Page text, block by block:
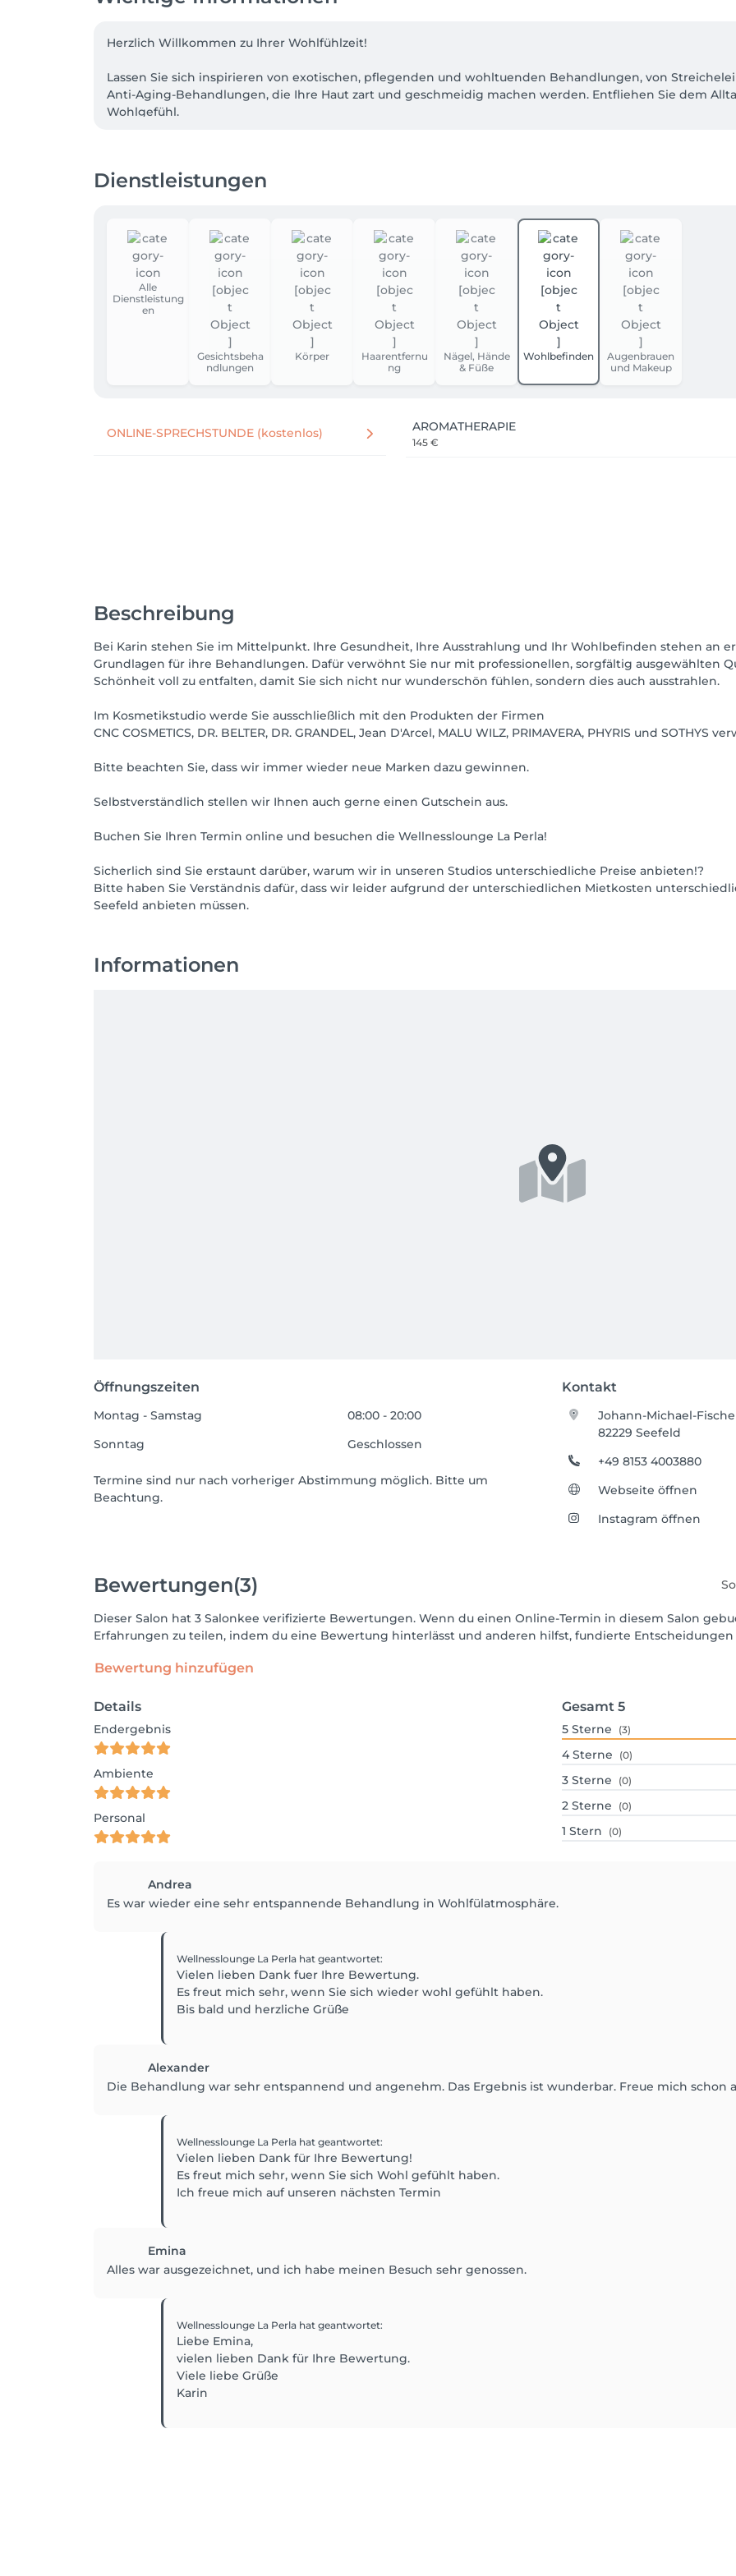
Herzlich Willkommen zu Ihrer Wohlfühlzeit!
Lassen Sie sich inspirieren von exotischen, pflegenden und wohltuenden Behandlungen, von
Anti-Aging-Behandlungen, die Ihre Haut zart und geschmeidig machen werden. Entfliehen Sie dem
Wohlgefühl.
Dienstleistungen
Alle
Dienstleistung
en
Gesichtsbeha
ndlungen
Körper
Haarentfernu
ng
Nägel, Hände
& Füße
Wohlbefinden
Augenbrauen
und Makeup
ONLINE-SPRECHSTUNDE (kostenlos) AROMATHERAPIE
145 €
Beschreibung
Bei Karin stehen Sie im Mittelpunkt. Ihre Gesundheit, Ihre Ausstrahlung und Ihr Wohlbefinden stehen an
Grundlagen für ihre Behandlungen. Dafür verwöhnt Sie nur mit professionellen, sorgfältig ausgewählten
Schönheit voll zu entfalten, damit Sie sich nicht nur wunderschön fühlen, sondern dies auch ausstrahlen.
Im Kosmetikstudio werde Sie ausschließlich mit den Produkten der Firmen
CNC COSMETICS, DR. BELTER, DR. GRANDEL, Jean D'Arcel, MALU WILZ, PRIMAVERA, PHYRIS und SOTHYS
Bitte beachten Sie, dass wir immer wieder neue Marken dazu gewinnen.
Selbstverständlich stellen wir Ihnen auch gerne einen Gutschein aus.
Buchen Sie Ihren Termin online und besuchen die Wellnesslounge La Perla!
Sicherlich sind Sie erstaunt darüber, warum wir in unseren Studios unterschiedliche Preise anbieten!?
Bitte haben Sie Verständnis dafür, dass wir leider aufgrund der unterschiedlichen Mietkosten
Informationen
Öffnungszeiten Kontakt
Montag - Samstag
08:00 - 20:00
Sonntag
Geschlossen
Termine sind nur nach vorheriger Abstimmung möglich. Bitte um
Beachtung.
Johann-Michael-
82229 Seefeld
+49 8153 4003880
Webseite öffnen
Instagram öffnen
Bewertungen(3)
Dieser Salon hat 3 Salonkee verifizierte Bewertungen. Wenn du einen Online-Termin in diesem Salon
Erfahrungen zu teilen, indem du eine Bewertung hinterlässt und anderen hilfst, fundierte
Bewertung hinzufügen
Details
Endergebnis
Ambiente
Personal
Gesamt 5
5 Sterne (3)
4 Sterne (0)
3 Sterne (0)
2 Sterne (0)
1 Stern (0)
Andrea
Es war wieder eine sehr entspannende Behandlung in Wohlfülatmosphäre.
Wellnesslounge La Perla hat geantwortet:
Vielen lieben Dank fuer Ihre Bewertung.
Es freut mich sehr, wenn Sie sich wieder wohl gefühlt haben.
Bis bald und herzliche Grüße
Alexander
Die Behandlung war sehr entspannend und angenehm. Das Ergebnis ist wunderbar. Freue mich schon
Wellnesslounge La Perla hat geantwortet:
Vielen lieben Dank für Ihre Bewertung!
Es freut mich sehr, wenn Sie sich Wohl gefühlt haben.
Ich freue mich auf unseren nächsten Termin
Emina
Alles war ausgezeichnet, und ich habe meinen Besuch sehr genossen.
Wellnesslounge La Perla hat geantwortet:
Liebe Emina,
vielen lieben Dank für Ihre Bewertung.
Viele liebe Grüße
Karin